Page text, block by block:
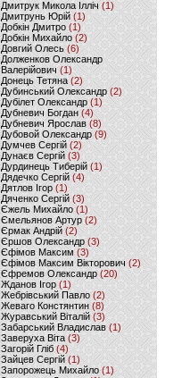
Дмитрук Микола Ілліч (1)
Дмитрунь Юрій (1)
Добкін Дмитро(1)
Добкін Михайло (2)
Довгий Олесь (6)
Долженков Олександр
Валерійович (1)
Донець Тетяна (2)
Дубинський Олександр(2)
Дубілет Олександр (1)
Дубневич Богдан (4)
Дубневич Ярослав (8)
Дубовой Олександр(9)
Думчев Сергій (2)
Дунаєв Сергій(3)
Дурдинець Тиберій (1)
Дядечко Сергій (4)
Дятлов Ігор (1)
Дяченко Сергій (3)
Єжель Михайло (1)
Ємельянов Артур (2)
Єрмак Андрій (2)
Єршов Олександр (3)
Єфімов Максим (3)
Єфімов Максим Вікторович (2)
Єфремов Олександр (20)
Жданов Ігор (1)
Жебрівський Павло (2)
Жеваго Констянтин (8)
Журавський Віталій (3)
Забарський Владислав (1)
Заверуха Віта (3)
Загорій Гліб (4)
Зайцев Сергій(1)
Запорожець Михайло (1)